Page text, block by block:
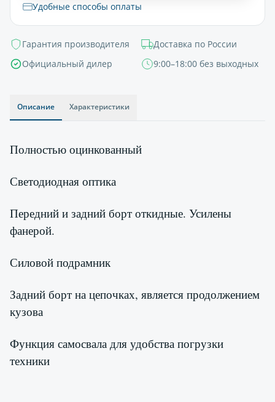
Удобные способы оплаты
Гарантия производителя
Доставка по России
Официальный дилер
9:00–18:00 без выходных
Описание Характеристики
Полностью оцинкованный
Светодиодная оптика
Передний и задний борт откидные. Усилены
фанерой.
Силовой подрамник
Задний борт на цепочках, является продолжением
кузова
Функция самосвала для удобства погрузки
техники